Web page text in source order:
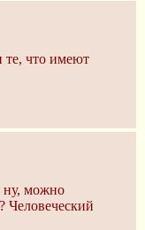
те, что имеют
ну, можно
Человеческий